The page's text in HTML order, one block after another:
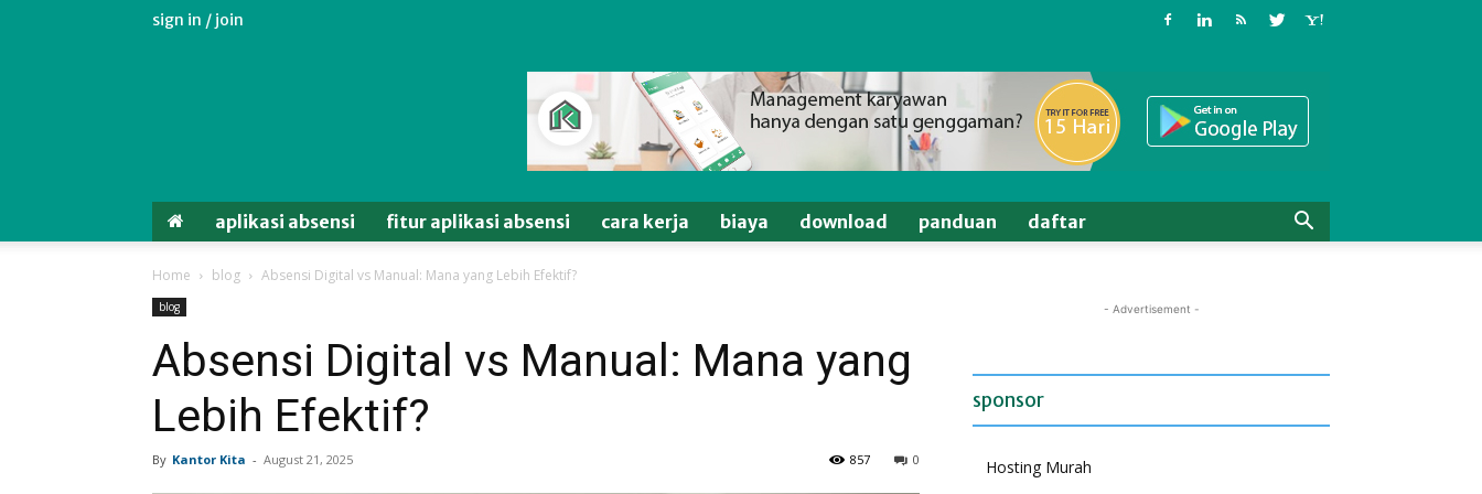
sign in / join
aplikasi absensi fitur aplikasi absensi cara kerja biaya download panduan daftar
Home blog Absensi Digital vs Manual: Mana yang Lebih Efektif?
blog
Absensi Digital vs Manual: Mana yang
Lebih Efektif?
By Kantor Kita - August 21, 2025 0
857
- Advertisement -
sponsor
Hosting Murah